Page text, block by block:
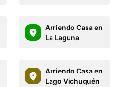
Arriendo Casa en
La Laguna
Arriendo Casa en
Lago Vichuquén